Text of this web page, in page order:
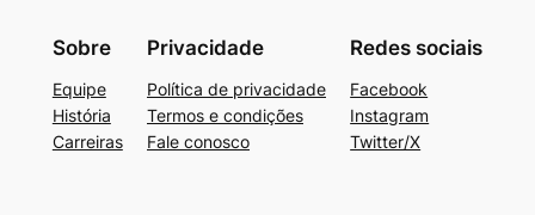
Sobre
Equipe
História
Carreiras
Privacidade
Política de privacidade
Termos e condições
Fale conosco
Redes sociais
Facebook
Instagram
Twitter/X